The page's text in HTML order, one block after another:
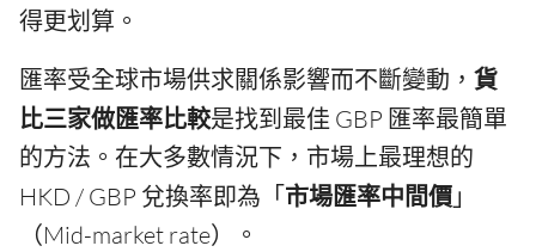
得更划算。
匯率受全球市場供求關係影響而不斷變動， 貨
比三家做匯率比較是找到最佳 GBP 匯率最簡單
的方法。在大多數情況下，市場上最理想的
HKD / GBP 兌換率即為「市場匯率中間價 」
（Mid-market rate）。